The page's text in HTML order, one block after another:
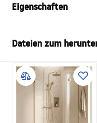
Eigenschaften
Farbe der Armatur
Duschkabine Typ
Glasfarbe
Öffnungsmethode
Dateien zum
Warunki
WARUNKI
PARAWANY.pdf